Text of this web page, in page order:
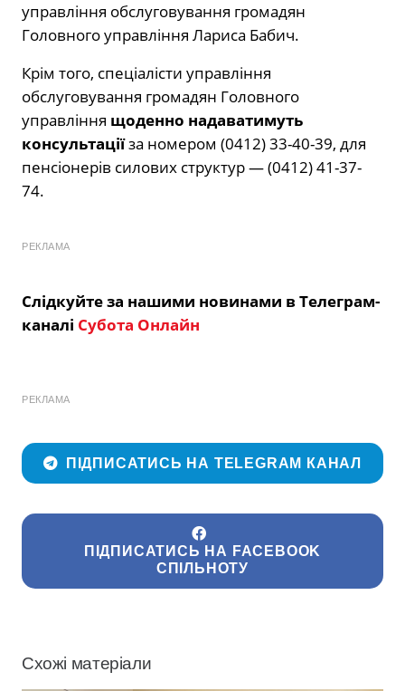
управління обслуговування громадян
Головного управління Лариса Бабич.
Крім того, спеціалісти управління
обслуговування громадян Головного
управління щоденно надаватимуть
консультаціїза номером (0412) 33-40-39, для
пенсіонерів силових структур — (0412) 41-37-
74.
РЕКЛАМА
Слідкуйте за нашими новинами в Телеграм-
каналі Субота Онлайн
РЕКЛАМА
ПІДПИСАТИСЬ НА TELEGRAM КАНАЛ
ПІДПИСАТИСЬ НА FACEBOOK
СПІЛЬНОТУ
Схожі матеріали